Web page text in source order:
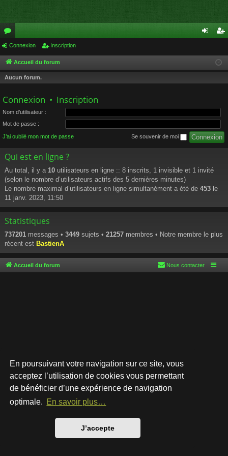
En poursuivant votre navigation sur ce site, vous
acceptez l’utilisation de cookies vous permettant
de bénéficier d’une expérience de navigation
optimale. En savoir plus…
J’accepte
or
u
m
cri
Connexion Inscription
Accueil du forum
Aucun forum.
Connexion • Inscription
Nom d’utilisateur :
Mot de passe :
J’ai oublié mon mot de passe Se souvenir de moi
Qui est en ligne ?
Au total, il y a 10 utilisateurs en ligne :: 8 inscrits, 1 invisible et 1 invité
(selon le nombre d’utilisateurs actifs des 5 dernières minutes)
Le nombre maximal d’utilisateurs en ligne simultanément a été de 453 le
11 janv. 2023, 11:50
Statistiques
737201 messages • 3449 sujets • 21257 membres • Notre membre le plus
récent est BastienA
Accueil du forum Nous contacter
Développé parphpBB® Forum Software © phpBB Limited
Style par
Traduction française officielle